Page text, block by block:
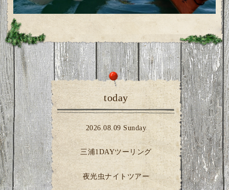
today
2026.08.09 Sunday
三浦1DAYツーリング
夜光虫ナイトツアー